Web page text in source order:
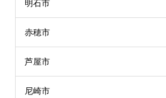
明石市
赤穂市
芦屋市
尼崎市